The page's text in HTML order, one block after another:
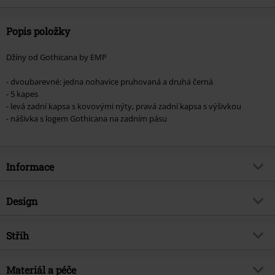
Popis položky
Džíny od Gothicana by EMP
- dvoubarevné: jedna nohavice pruhovaná a druhá černá
- 5 kapes
- levá zadní kapsa s kovovými nýty, pravá zadní kapsa s výšivkou
- nášivka s logem Gothicana na zadním pásu
Informace
Zboží č.
Brand
Téma produktů
Design
Typ výrobku
Vytištěno
Střih
Forma střihu - kalhot
Materiál a péče